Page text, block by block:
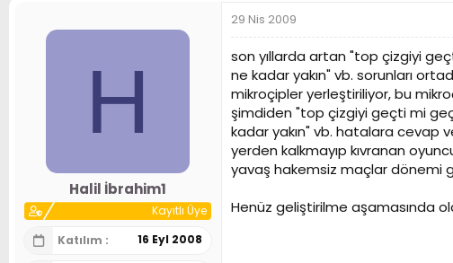
a
ç
a
h
i
H
Halil İbrahim1
Kayıtlı Üye
Katılım
16 Eyl 2008
29 Nis 2009
son yıllarda artan "top çizgiyi
ne kadar yakın" vb. sorunları
mikroçipler yerleştiriliyor, bu
şimdiden "top çizgiyi geçti mi
kadar yakın" vb. hatalara cevap
yerden kalkmayıp kıvranan
yavaş hakemsiz maçlar dönemi
Henüz geliştirilme aşamasında